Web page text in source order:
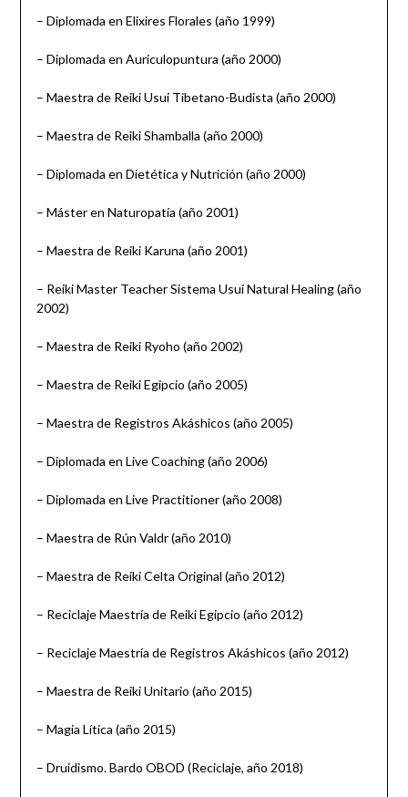
– Diplomada en Elixires Florales (año 1999)
– Diplomada en Auriculopuntura (año 2000)
– Maestra de Reiki Usui Tibetano-Budista (año 2000)
– Maestra de Reiki Shamballa (año 2000)
– Diplomada en Dietética y Nutrición (año 2000)
– Máster en Naturopatía (año 2001)
– Maestra de Reiki Karuna (año 2001)
– Reiki Master Teacher Sistema Usui Natural Healing (año
2002)
– Maestra de Reiki Ryoho (año 2002)
– Maestra de Reiki Egipcio (año 2005)
– Maestra de Registros Akáshicos (año 2005)
– Diplomada en Live Coaching (año 2006)
– Diplomada en Live Practitioner (año 2008)
– Maestra de Rún Valdr (año 2010)
– Maestra de Reiki Celta Original (año 2012)
– Reciclaje Maestría de Reiki Egipcio (año 2012)
– Reciclaje Maestría de Registros Akáshicos (año 2012)
– Maestra de Reiki Unitario (año 2015)
– Magia Lítica (año 2015)
– Druidismo. Bardo OBOD (Reciclaje, año 2018)